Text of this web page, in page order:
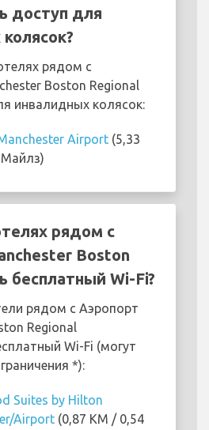
доступ для
рядом с
Boston Regional
инвалидных колясок:
Airport (5,33
рядом с
Boston
бесплатный Wi-Fi?
рядом с Аэропорт
Regional
Wi-Fi (могут
*):
Suites by Hilton
Airport (0,87 KM / 0,54